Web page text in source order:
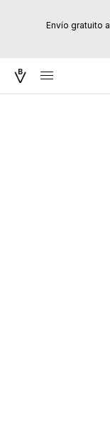
Envío gratuito
Search